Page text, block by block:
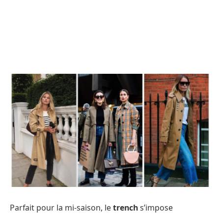
Parfait pour la mi-saison, letrenchs’impose